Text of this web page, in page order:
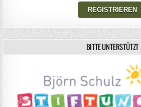
BITTE UNTERSTÜTZT